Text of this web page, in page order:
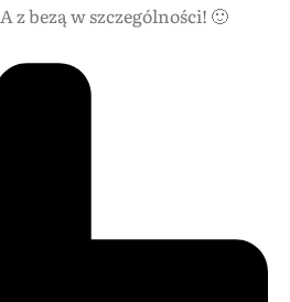
z bezą w szczególności! 🙂